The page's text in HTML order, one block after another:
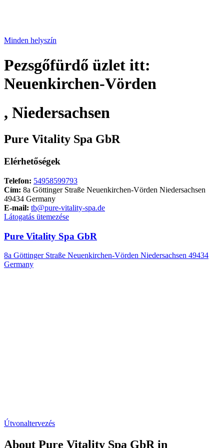
Minden helyszín
Pezsgőfürdő üzlet itt:
Neuenkirchen-Vörden
, Niedersachsen
Pure Vitality Spa GbR
Elérhetőségek
Telefon: 54958599793
Cím: 8a Göttinger Straße Neuenkirchen-Vörden Niedersachsen
49434 Germany
E-mail: tb@pure-vitality-spa.de
Látogatás ütemezése
Pure Vitality Spa GbR
8a Göttinger Straße Neuenkirchen-Vörden Niedersachsen 49434
Germany
Útvonaltervezés
About Pure Vitality Spa GbR in